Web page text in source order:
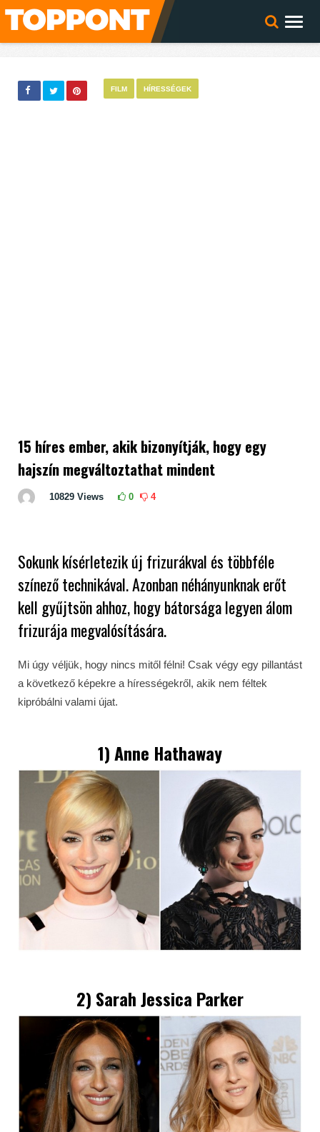
FILM HÍRESSÉGEK
15 híres ember, akik bizonyítják, hogy egy
hajszín megváltoztathat mindent
10829 Views 0 4
Sokunk kísérletezik új frizurákval és többféle
színező technikával. Azonban néhányunknak erőt
kell gyűjtsön ahhoz, hogy bátorsága legyen álom
frizurája megvalósítására.
Mi úgy véljük, hogy nincs mitől félni! Csak végy egy pillantást
a következő képekre a hírességekről, akik nem féltek
kipróbálni valami újat.
1) Anne Hathaway
2) Sarah Jessica Parker